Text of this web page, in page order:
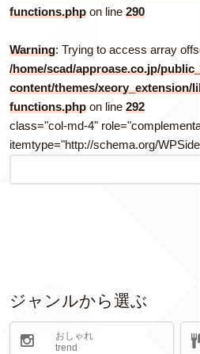
functions.php on line 290
Warning: Trying to access array
/home/scad/approase.co.jp/
content/themes/xeory_extension/
functions.php on line 292
class="col-md-4"
itemtype="http://schema.org/
ジャンルから選ぶ
おしゃれ
trend